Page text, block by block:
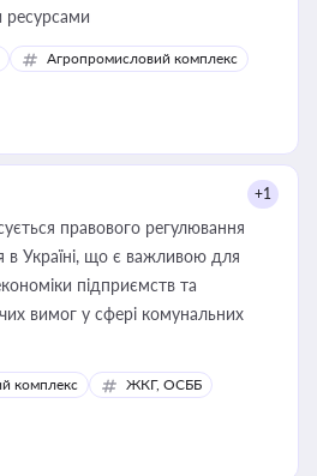
ресурсами
Агропромисловий комплекс
+1
правового регулювання
в Україні, що є важливою для
підприємств та
вимог у сфері комунальних
комплекс ЖКГ, ОСББ